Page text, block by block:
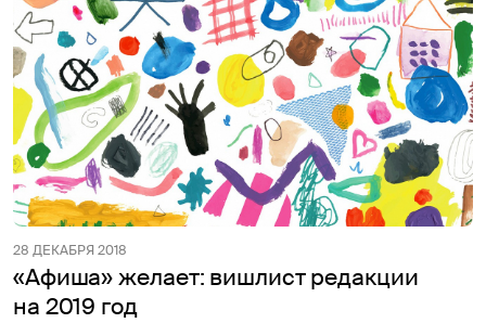
28 ДЕКАБРЯ 2018
«Афиша» желает: вишлист редакции
на 2019 год